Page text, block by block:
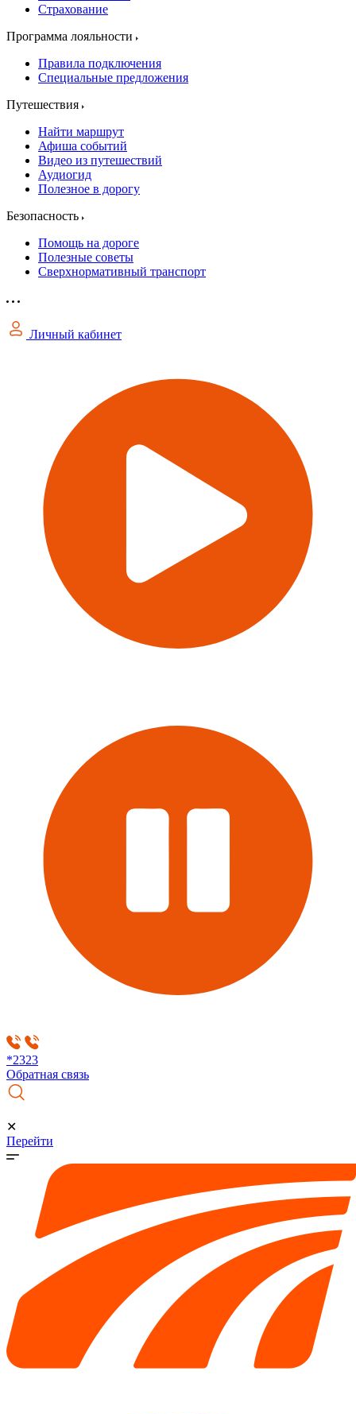
Страхование
Программа лояльности
Правила подключения
Специальные предложения
Путешествия
Найти маршрут
Афиша событий
Видео из путешествий
Аудиогид
Полезное в дорогу
Безопасность
Помощь на дороге
Полезные советы
Сверхнормативный транспорт
Личный кабинет
*2323
Обратная связь
✕
Перейти